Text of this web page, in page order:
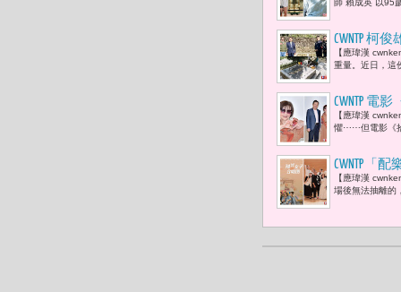
師 賴成英 以95
CWNTP 柯
徒建銘 :
【應瑋漢
重量。近日，這
CWNTP 電
命裡失去
【應瑋漢
懼⋯⋯但電影《
CWNTP「
【應瑋漢
場後無法抽離的